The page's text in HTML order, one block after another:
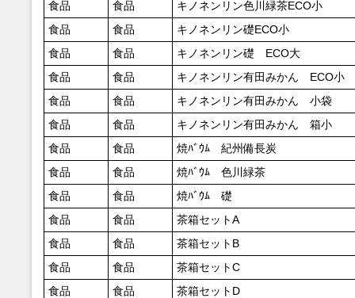
食品
食品
キノネンリン色川緑茶ECO小
食品
食品
キノネンリン礎ECO小
食品
食品
キノネンリン礎 ECO大
食品
食品
キノネンリン有田みかん ECO小
食品
食品
キノネンリン有田みかん 小袋
食品
食品
キノネンリン有田みかん 箱小
食品
食品
焼ﾊﾞｳﾑ 紀州備長炭
食品
食品
焼ﾊﾞｳﾑ 色川緑茶
食品
食品
焼ﾊﾞｳﾑ 礎
食品
食品
茶箱セットA
食品
食品
茶箱セットB
食品
食品
茶箱セットC
食品
食品 茶箱セットD